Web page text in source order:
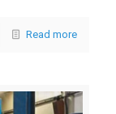
Read more